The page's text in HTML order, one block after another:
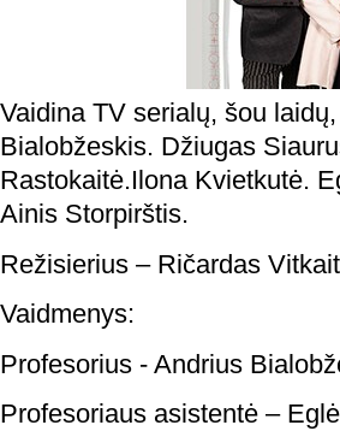
Vaidina TV serialų, šou
Bialobžeskis. Džiugas
Rastokaitė.Ilona Kvietkutė.
Ainis Storpirštis.
Režisierius – Ričardas
Vaidmenys:
Profesorius - Andrius
Profesoriaus asistentė –